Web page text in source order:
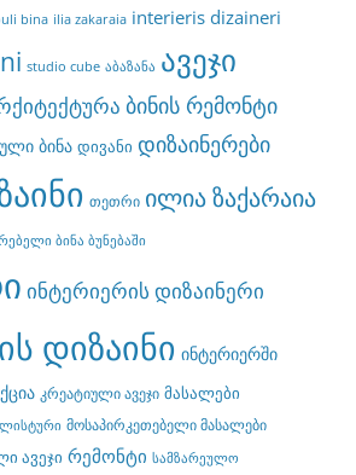
bina ilia zakaraia interieris dizaineri
studio cube აბაზანა ავეჯი
ბინის რემონტი
ბინა დივანი დიზაინერები
თეთრი ილია ზაქარაია
ბინა ბუნებაში
ინტერიერის დიზაინერი
დიზაინი ინტერიერში
კრეატიული ავეჯი მასალები
მოსაპირკეთებელი მასალები
ავეჯი რემონტი სამზარეულო